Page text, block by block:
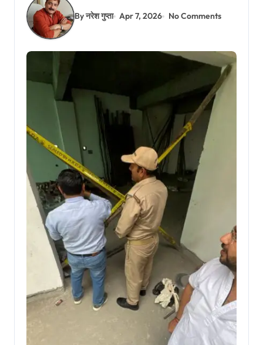
By नरेश गुप्ता Apr 7, 2026 No Comments